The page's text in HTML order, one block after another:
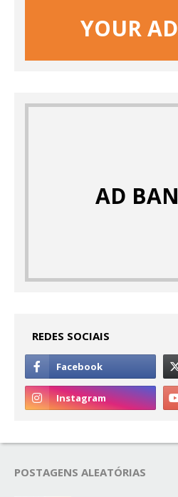
YOUR
AD
REDES SOCIAIS
POSTAGENS ALEATÓRIAS